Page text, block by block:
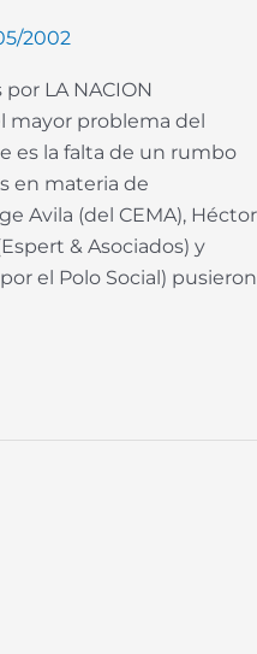
2002
LA NACION
mayor problema del
es la falta de un rumbo
en materia de
Avila (del CEMA), Héctor
& Asociados) y
el Polo Social) pusieron